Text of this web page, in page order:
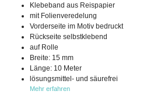
Klebeband aus Reispapier
mit Folienveredelung
Vorderseite im Motiv bedruckt
Rückseite selbstklebend
auf Rolle
Breite: 15 mm
Länge: 10 Meter
lösungsmittel- und säurefrei
Mehr erfahren